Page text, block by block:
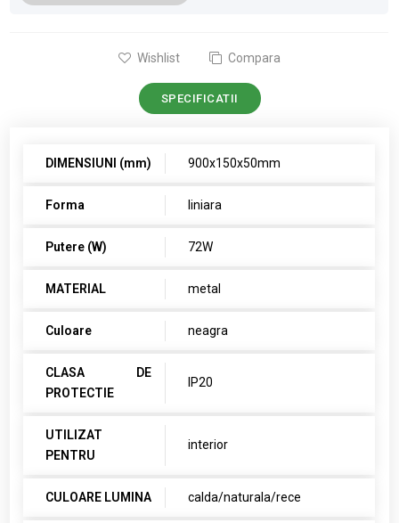
Wishlist Compara
SPECIFICATII
DIMENSIUNI (mm) 900x150x50mm
Forma liniara
Putere (W) 72W
MATERIAL metal
Culoare neagra
CLASA DE
PROTECTIE
IP20
UTILIZAT
PENTRU
interior
CULOARE LUMINA calda/naturala/rece